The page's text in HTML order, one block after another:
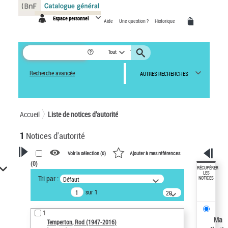
Espace personnel Aide Une question ? Historique
Tout
Recherche avancée AUTRES RECHERCHES
Accueil Liste de notices d’autorité
1 Notices d'autorité
VOTRE RECHERCHE
Recherche avancée dans les
notices d’autorité
Œuvres liées à l'auteur :
Temperton, Rod (1947-2016)
Voir la sélection (0) Ajouter à mes références
(0)
Tri par : Défaut
sur 1
20
résultats/page
1
Temperton, Rod (1947-2016)
RÉCUPÉRER
LES
NOTICES
Ma
Panneau de gestion des cookies